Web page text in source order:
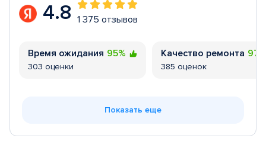
4.8 1 375 отзывов
Время ожидания 95%
303 оценки
Качество ремонта
385 оценок
Показать еще